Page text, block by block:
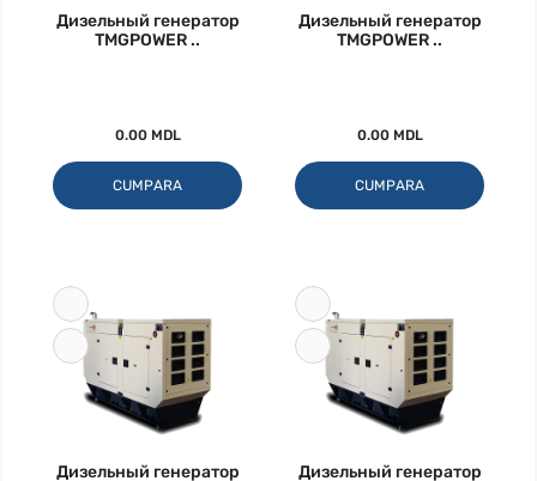
Дизельный генератор
TMGPOWER ..
0.00 MDL
CUMPARA
Дизельный генератор
TMGPOWER ..
0.00 MDL
CUMPARA
Дизельный генератор Дизельный генератор